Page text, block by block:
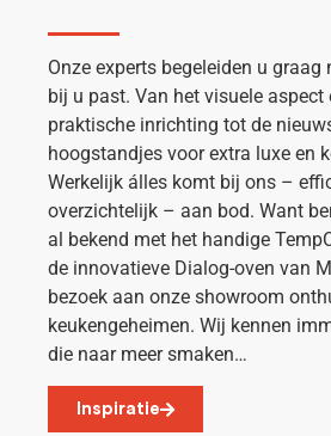
Onze experts begeleiden u graag
bij u past. Van het visuele aspect
praktische inrichting tot de
hoogstandjes voor extra luxe en
Werkelijk álles komt bij ons –
overzichtelijk – aan bod. Want
al bekend met het handige
de innovatieve Dialog-oven van
bezoek aan onze showroom
keukengeheimen. Wij kennen
die naar meer smaken…
Inspiratie